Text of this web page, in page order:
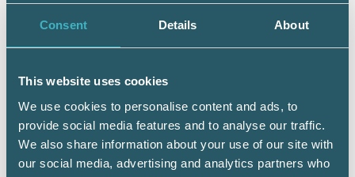
Consent Details About
This website uses cookies
We use cookies to personalise content and ads, to
provide social media features and to analyse our traffic.
We also share information about your use of our site with
our social media, advertising and analytics partners who
Annika Stenberg
Foto: Bolagsverket